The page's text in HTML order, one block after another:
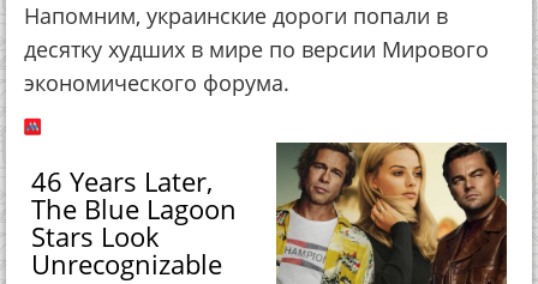
Напомним, украинские дороги попали в
десятку худших в мире по версии Мирового
экономического форума.
46 Years Later,
The Blue Lagoon
Stars Look
Unrecognizable